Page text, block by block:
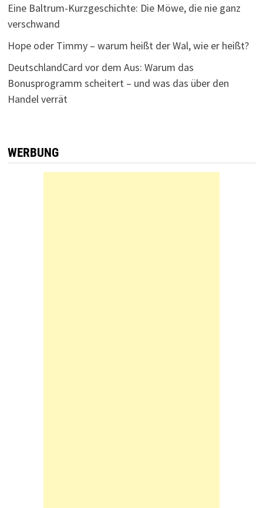
Eine Baltrum-Kurzgeschichte: Die Möwe, die nie ganz
verschwand
Hope oder Timmy – warum heißt der Wal, wie er heißt?
DeutschlandCard vor dem Aus: Warum das
Bonusprogramm scheitert – und was das über den
Handel verrät
WERBUNG